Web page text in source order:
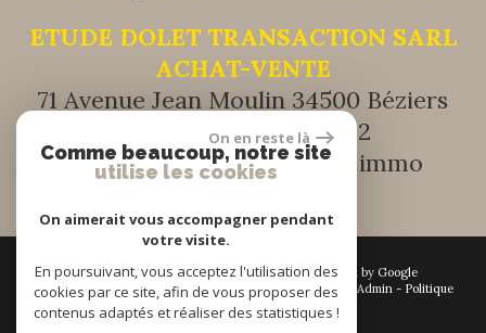
ETUDE DOLET TRANSACTION SARL
ACHAT-VENTE
71 Avenue Jean Moulin 34500 Béziers
+33 (0) 9 51 41 17 32
E-mail :transaction@dolet.immo
© 2026 | Tous droits réservés | Traduction powered by Google
Plan du site-Mentions légales-Nos honoraires- Liens Admin - Politique
RGPD
On en reste là
Comme beaucoup, notre site
utilise les cookies
On aimerait vous accompagner pendant
votre visite.
En poursuivant, vous acceptez l'utilisation des
cookies par ce site, afin de vous proposer des
contenus adaptés et réaliser des statistiques !